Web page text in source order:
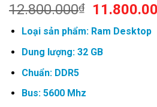
12.800.000₫
Original
price
was:
Loại sản phẩm: Ram Desktop
Dung lượng: 32 GB
Chuẩn: DDR5
Bus: 5600 Mhz